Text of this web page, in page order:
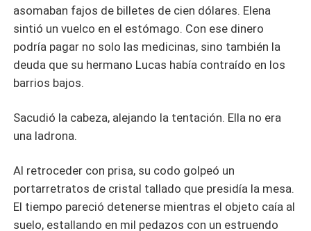
asomaban fajos de billetes de cien dólares. Elena
sintió un vuelco en el estómago. Con ese dinero
podría pagar no solo las medicinas, sino también la
deuda que su hermano Lucas había contraído en los
barrios bajos.
Sacudió la cabeza, alejando la tentación. Ella no era
una ladrona.
Al retroceder con prisa, su codo golpeó un
portarretratos de cristal tallado que presidía la mesa.
El tiempo pareció detenerse mientras el objeto caía al
suelo, estallando en mil pedazos con un estruendo